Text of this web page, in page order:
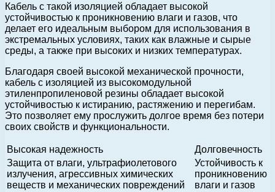
Кабель с такой изоляцией обладает высокой
устойчивостью к проникновению влаги и газов, что
делает его идеальным выбором для использования в
экстремальных условиях, таких как влажные и сырые
среды, а также при высоких и низких температурах.
Благодаря своей высокой механической прочности,
кабель с изоляцией из высокомодульной
этиленпропиленовой резины обладает высокой
устойчивостью к истиранию, растяжению и перегибам.
Это позволяет ему прослужить долгое время без потери
своих свойств и функциональности.
Высокая надежность
Долговечность
Защита от влаги, ультрафиолетового
излучения, агрессивных химических
веществ и механических повреждений
Устойчивость к
проникновению
влаги и газов